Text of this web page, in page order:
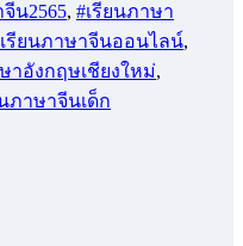
น2565, #เรียนภาษา
รียนภาษาจีนออนไลน์,
าอังกฤษเชียงใหม่,
ภาษาจีนเด็ก